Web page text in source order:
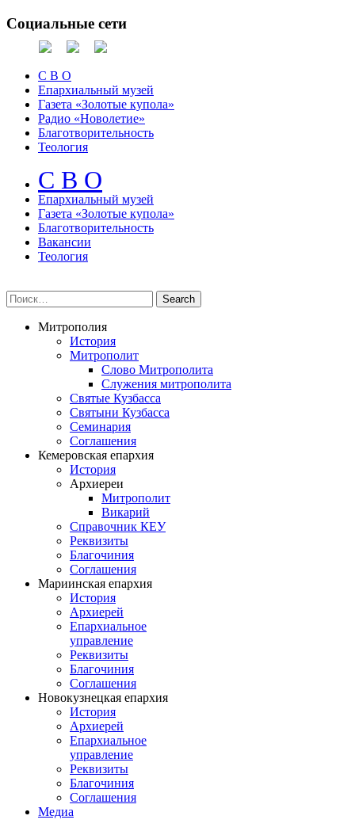
Социальные сети
С В О
Епархиальный музей
Газета «Золотые купола»
Радио «Новолетие»
Благотворительность
Теология
С В О
Епархиальный музeй
Газета «Золотые купола»
Благотворительность
Вакансии
Теология
Митрополия
История
Митрополит
Слово Митрополита
Служения митрополита
Святые Кузбасса
Святыни Кузбасса
Семинария
Соглашения
Кемеровская епархия
История
Архиереи
Митрополит
Викарий
Справочник КЕУ
Реквизиты
Благочиния
Соглашения
Мариинская епархия
История
Архиерей
Епархиальное
управление
Реквизиты
Благочиния
Соглашения
Новокузнецкая епархия
История
Архиерей
Епархиальное
управление
Реквизиты
Благочиния
Соглашения
Медиа